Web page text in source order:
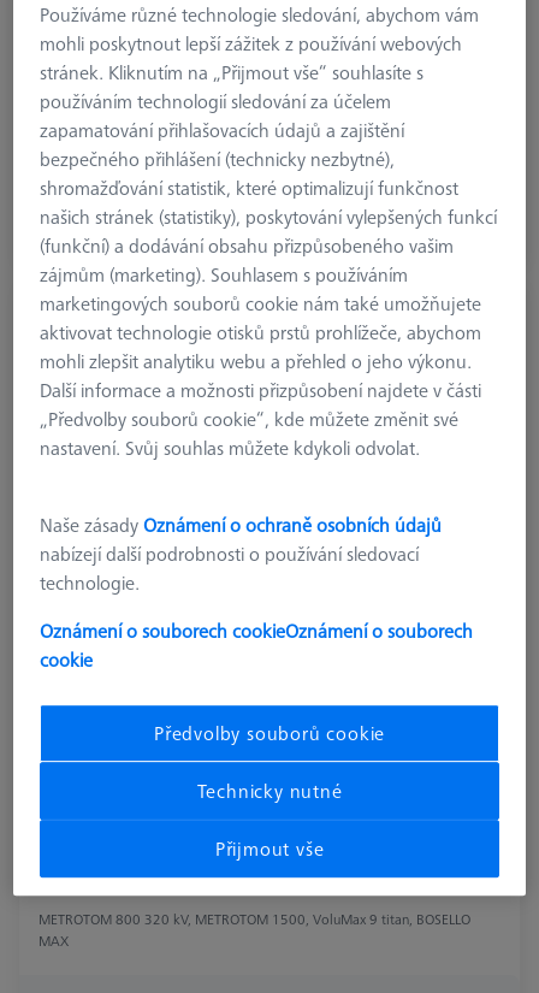
materiál
Plastic
Machine
METROTOM 1500, VoluMax 9 titan, BOSELLO MAX
3.199,99 €
bez DPH
Dostupné
OmniFix CT flex
626170-0011-580
METROTOM 800 320 kV, METROTOM 1500, VoluMax 9 titan, BOSELLO
MAX
Používáme různé technologie sledování, abychom vám
mohli poskytnout lepší zážitek z používání webových
stránek. Kliknutím na „Přijmout vše“ souhlasíte s
používáním technologií sledování za účelem
zapamatování přihlašovacích údajů a zajištění
bezpečného přihlášení (technicky nezbytné),
shromažďování statistik, které optimalizují funkčnost
našich stránek (statistiky), poskytování vylepšených funkcí
(funkční) a dodávání obsahu přizpůsobeného vašim
zájmům (marketing). Souhlasem s používáním
marketingových souborů cookie nám také umožňujete
aktivovat technologie otisků prstů prohlížeče, abychom
mohli zlepšit analytiku webu a přehled o jeho výkonu.
Další informace a možnosti přizpůsobení najdete v části
„Předvolby souborů cookie“, kde můžete změnit své
nastavení. Svůj souhlas můžete kdykoli odvolat.
Naše zásadyOznámení o ochraně osobních údajů
nabízejí další podrobnosti o používání sledovací
technologie.
Oznámení o souborech cookieOznámení o souborech
cookie
Předvolby souborů cookie
Technicky nutné
Přijmout vše